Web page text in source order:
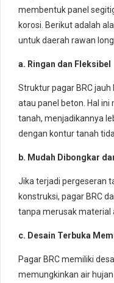
membentuk panel
korosi. Berikut adalah
untuk daerah rawan
a. Ringan dan Fleksibel
Struktur pagar BRC
atau panel beton. Hal
tanah, menjadikannya
dengan kontur tanah
b. Mudah Dibongkar
Jika terjadi pergeseran
konstruksi, pagar BRC
tanpa merusak material
c. Desain Terbuka
Pagar BRC memiliki
memungkinkan air